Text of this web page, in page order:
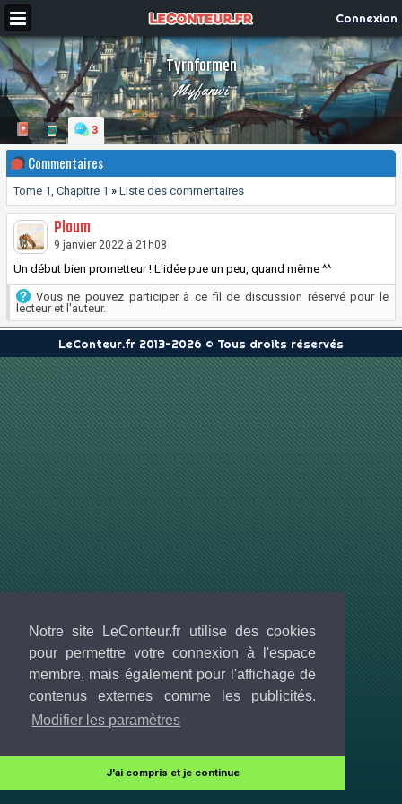
Notre site LeConteur.fr utilise des cookies
pour permettre votre connexion à l'espace
membre, mais également pour l'affichage de
contenus externes comme les publicités.
Modifier les paramètres
J'ai compris et je continue
Connexion
Tyrnformen
Myfanwi
3
Commentaires
Tome 1, Chapitre 1 » Liste des commentaires
Ploum
9 janvier 2022 à 21h08
Un début bien prometteur ! L'idée pue un peu, quand même ^^
Vous ne pouvez participer à ce fil de discussion réservé pour le
lecteur et l'auteur.
LeConteur.fr 2013-2026 © Tous droits réservés